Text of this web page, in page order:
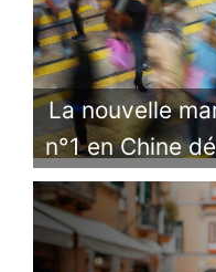
La nouvelle
n°1 en Chine